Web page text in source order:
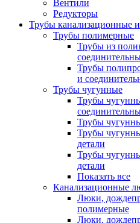
Вентили
Редукторы
Трубы канализационные
Трубы полимерные
Трубы из
Трубы
и
Трубы чугунные
Трубы
Трубы
Трубы
детали
Трубы
детали
Показать все
Канализационные
Люки,
полимерные
Люки,